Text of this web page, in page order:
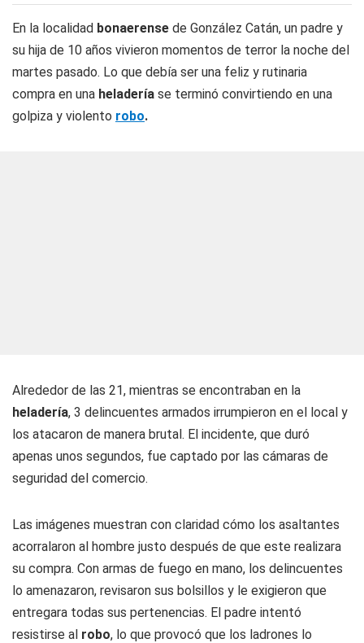
En la localidad bonaerense de González Catán, un padre y
su hija de 10 años vivieron momentos de terror la noche del
martes pasado. Lo que debía ser una feliz y rutinaria
compra en una heladería se terminó convirtiendo en una
golpiza y violento robo.
Alrededor de las 21, mientras se encontraban en la
heladería, 3 delincuentes armados irrumpieron en el local y
los atacaron de manera brutal. El incidente, que duró
apenas unos segundos, fue captado por las cámaras de
seguridad del comercio.
Las imágenes muestran con claridad cómo los asaltantes
acorralaron al hombre justo después de que este realizara
su compra. Con armas de fuego en mano, los delincuentes
lo amenazaron, revisaron sus bolsillos y le exigieron que
entregara todas sus pertenencias. El padre intentó
resistirse al robo, lo que provocó que los ladrones lo